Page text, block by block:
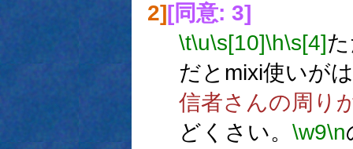
2] [同意: 3]
\t\u\s[10]\h\s[4]
だとmixi使いが
信者さんの周り
どくさい。 \w9\n